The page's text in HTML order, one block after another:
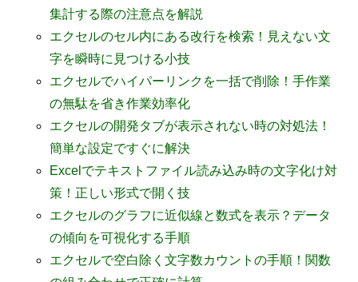
集計する際の注意点を解説
エクセルのセル内にある改行を検索！見えない文
字を瞬時に見つける小技
エクセルでハイパーリンクを一括で削除！手作業
の無駄を省き作業効率化
エクセルの開発タブが表示されない時の対処法！
簡単な設定ですぐに解決
Excelでテキストファイル読み込み時の文字化け対
策！正しい形式で開く技
エクセルのグラフに近似線と数式を表示？データ
の傾向を可視化する手順
エクセルで空白除く文字数カウントの手順！関数